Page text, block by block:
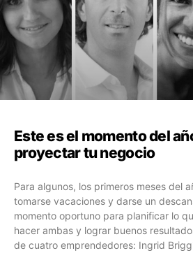
Este es el momento del
proyectar tu negocio
Para algunos, los primeros meses del
tomarse vacaciones y darse un
momento oportuno para planificar lo
hacer ambas y lograr buenos
de cuatro emprendedores: Ingrid